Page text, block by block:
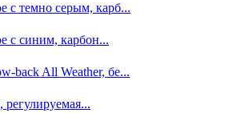
с темно серым, карб...
с синим, карбон...
back All Weather, бе...